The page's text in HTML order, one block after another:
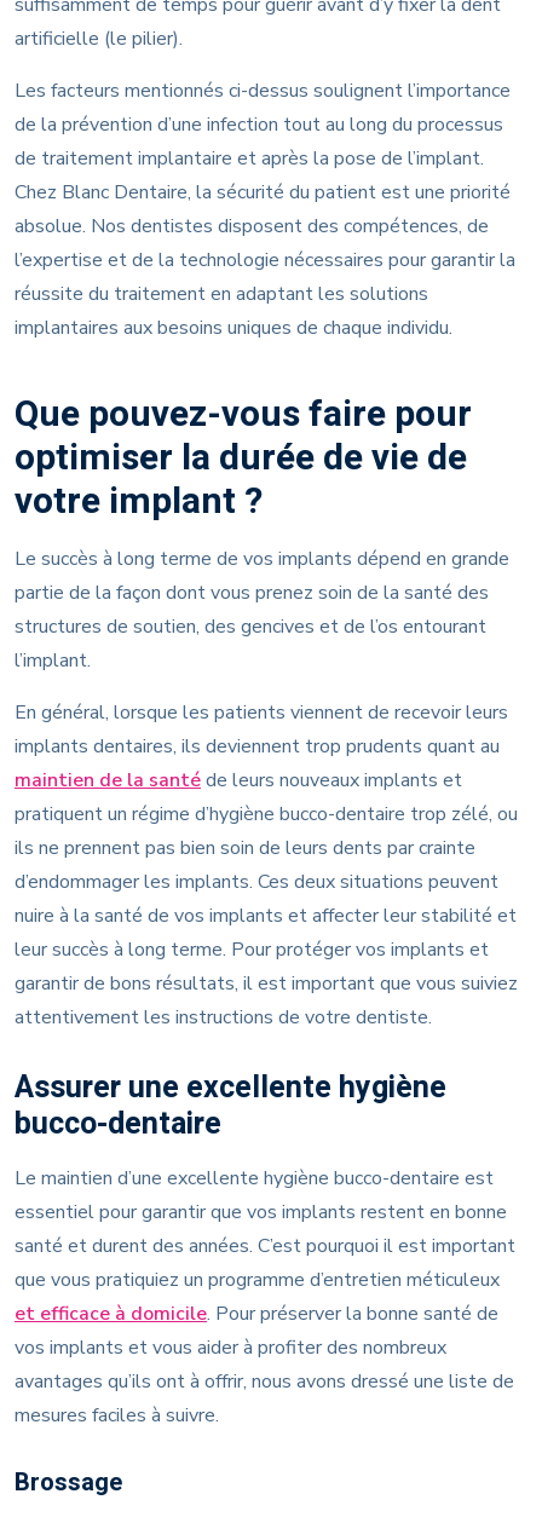
artificielle (le pilier).
Les facteurs mentionnés ci-dessus soulignent l’importance
de la prévention d’une infection tout au long du processus
de traitement implantaire et après la pose de l’implant.
Chez Blanc Dentaire, la sécurité du patient est une priorité
absolue. Nos dentistes disposent des compétences, de
l’expertise et de la technologie nécessaires pour garantir la
réussite du traitement en adaptant les solutions
implantaires aux besoins uniques de chaque individu.
Que pouvez-vous faire pour
optimiser la durée de vie de
votre implant ?
Le succès à long terme de vos implants dépend en grande
partie de la façon dont vous prenez soin de la santé des
structures de soutien, des gencives et de l’os entourant
l’implant.
En général, lorsque les patients viennent de recevoir leurs
implants dentaires, ils deviennent trop prudents quant au
maintien de la santéde leurs nouveaux implants et
pratiquent un régime d’hygiène bucco-dentaire trop zélé, ou
ils ne prennent pas bien soin de leurs dents par crainte
d’endommager les implants. Ces deux situations peuvent
nuire à la santé de vos implants et affecter leur stabilité et
leur succès à long terme. Pour protéger vos implants et
garantir de bons résultats, il est important que vous suiviez
attentivement les instructions de votre dentiste.
Assurer une excellente hygiène
bucco-dentaire
Le maintien d’une excellente hygiène bucco-dentaire est
essentiel pour garantir que vos implants restent en bonne
santé et durent des années. C’est pourquoi il est important
que vous pratiquiez un programme d’entretien méticuleux
et efficace à domicile. Pour préserver la bonne santé de
vos implants et vous aider à profiter des nombreux
avantages qu’ils ont à offrir, nous avons dressé une liste de
mesures faciles à suivre.
Brossage